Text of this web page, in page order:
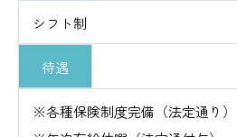
シフト制
待遇
※各種保険制度完備（法定通り）